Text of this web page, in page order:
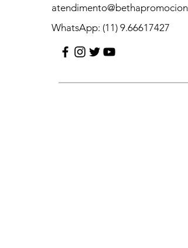
WhatsApp: (11) 9.66617427